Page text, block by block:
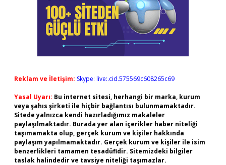
Reklam ve İletişim: Skype: live:.cid.575569c608265c69
Yasal Uyarı: Bu internet sitesi, herhangi bir marka, kurum
veya şahıs şirketi ile hiçbir bağlantısı bulunmamaktadır.
Sitede yalnızca kendi hazırladığımız makaleler
paylaşılmaktadır. Burada yer alan içerikler haber niteliği
taşımamakta olup, gerçek kurum ve kişiler hakkında
paylaşım yapılmamaktadır. Gerçek kurum ve kişiler ile isim
benzerlikleri tamamen tesadüfidir. Sitemizdeki bilgiler
taslak halindedir ve tavsiye niteliği taşımazlar.